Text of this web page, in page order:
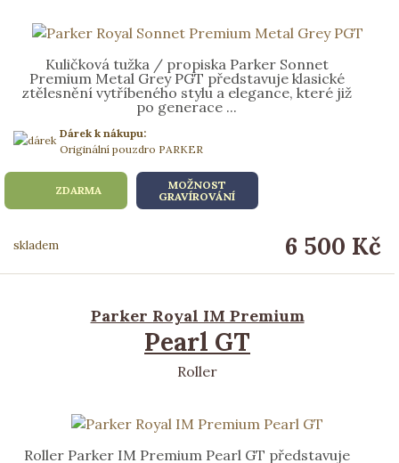
Kuličková tužka / propiska Parker Sonnet
Premium Metal Grey PGT představuje klasické
ztělesnění vytříbeného stylu a elegance, které již
po generace ...
Dárek k nákupu:
Originální pouzdro PARKER
ZDARMA
MOŽNOST
GRAVÍROVÁNÍ
skladem 6 500 Kč
Parker Royal IM Premium
Pearl GT
Roller
Roller Parker IM Premium Pearl GT představuje